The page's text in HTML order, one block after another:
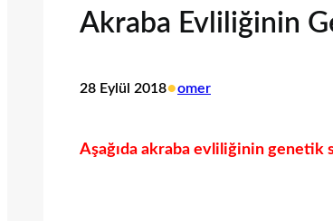
Akraba Evliliğinin
28 Eylül 2018•omer
Aşağıda akraba evliliğinin genetik